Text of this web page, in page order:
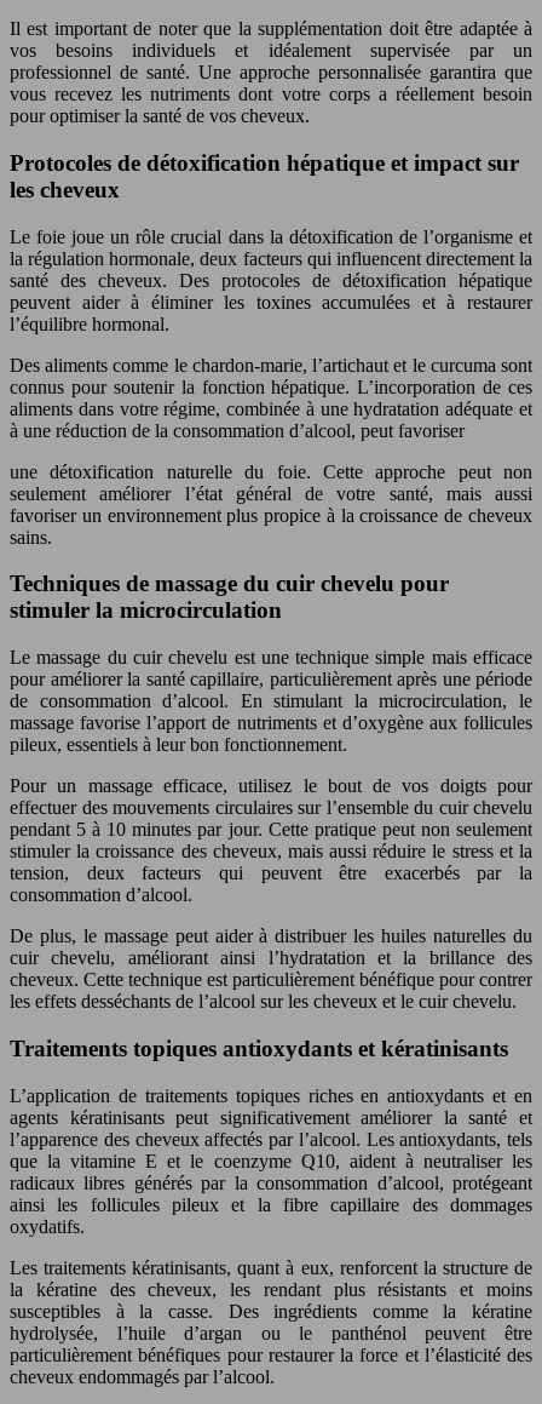
Il est important de noter que la supplémentation doit être adaptée à
vos besoins individuels et idéalement supervisée par un
professionnel de santé. Une approche personnalisée garantira que
vous recevez les nutriments dont votre corps a réellement besoin
pour optimiser la santé de vos cheveux.
Protocoles de détoxification hépatique et impact sur
les cheveux
Le foie joue un rôle crucial dans la détoxification de l’organisme et
la régulation hormonale, deux facteurs qui influencent directement la
santé des cheveux. Des protocoles de détoxification hépatique
peuvent aider à éliminer les toxines accumulées et à restaurer
l’équilibre hormonal.
Des aliments comme le chardon-marie, l’artichaut et le curcuma sont
connus pour soutenir la fonction hépatique. L’incorporation de ces
aliments dans votre régime, combinée à une hydratation adéquate et
à une réduction de la consommation d’alcool, peut favoriser
une détoxification naturelle du foie. Cette approche peut non
seulement améliorer l’état général de votre santé, mais aussi
favoriser un environnement plus propice à la croissance de cheveux
sains.
Techniques de massage du cuir chevelu pour
stimuler la microcirculation
Le massage du cuir chevelu est une technique simple mais efficace
pour améliorer la santé capillaire, particulièrement après une période
de consommation d’alcool. En stimulant la microcirculation, le
massage favorise l’apport de nutriments et d’oxygène aux follicules
pileux, essentiels à leur bon fonctionnement.
Pour un massage efficace, utilisez le bout de vos doigts pour
effectuer des mouvements circulaires sur l’ensemble du cuir chevelu
pendant 5 à 10 minutes par jour. Cette pratique peut non seulement
stimuler la croissance des cheveux, mais aussi réduire le stress et la
tension, deux facteurs qui peuvent être exacerbés par la
consommation d’alcool.
De plus, le massage peut aider à distribuer les huiles naturelles du
cuir chevelu, améliorant ainsi l’hydratation et la brillance des
cheveux. Cette technique est particulièrement bénéfique pour contrer
les effets desséchants de l’alcool sur les cheveux et le cuir chevelu.
Traitements topiques antioxydants et kératinisants
L’application de traitements topiques riches en antioxydants et en
agents kératinisants peut significativement améliorer la santé et
l’apparence des cheveux affectés par l’alcool. Les antioxydants, tels
que la vitamine E et le coenzyme Q10, aident à neutraliser les
radicaux libres générés par la consommation d’alcool, protégeant
ainsi les follicules pileux et la fibre capillaire des dommages
oxydatifs.
Les traitements kératinisants, quant à eux, renforcent la structure de
la kératine des cheveux, les rendant plus résistants et moins
susceptibles à la casse. Des ingrédients comme la kératine
hydrolysée, l’huile d’argan ou le panthénol peuvent être
particulièrement bénéfiques pour restaurer la force et l’élasticité des
cheveux endommagés par l’alcool.